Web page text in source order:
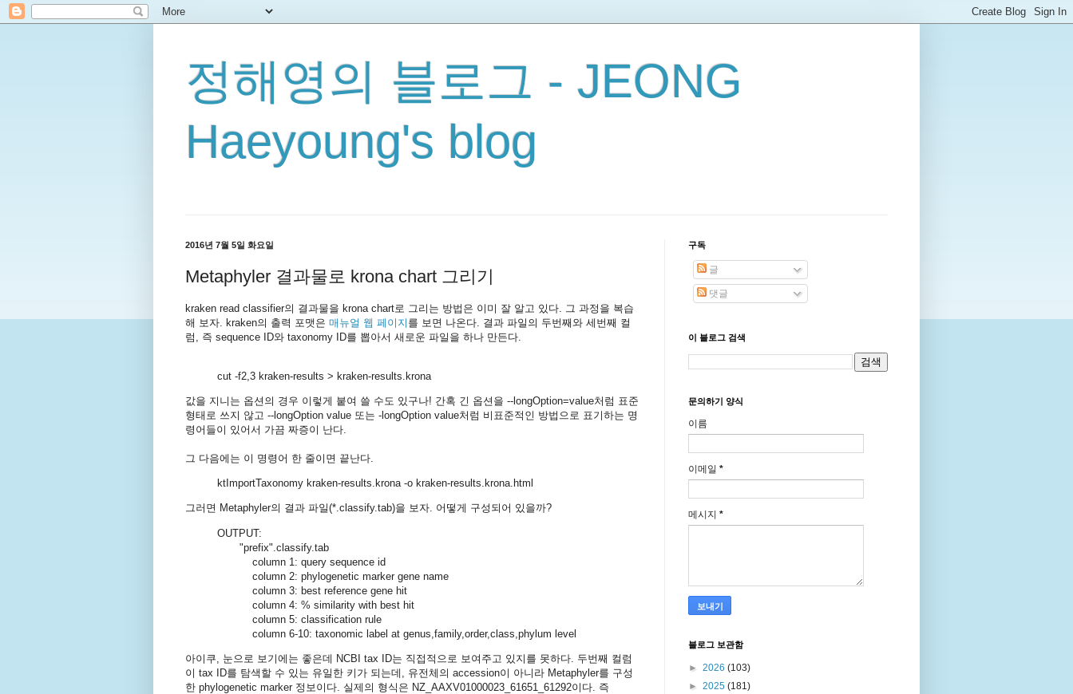
정해영의 블로그 - JEONG
Haeyoung's blog
2016년 7월 5일 화요일
Metaphyler 결과물로 krona chart 그리기
kraken read classifier의 결과물을 krona chart로 그리는 방법은 이미 잘 알고 있다. 그 과정을 복습
해 보자. kraken의 출력 포맷은 매뉴얼 웹 페이지 를 보면 나온다. 결과 파일의 두번째와 세번째 컬
럼, 즉 sequence ID와 taxonomy ID를 뽑아서 새로운 파일을 하나 만든다.
cut -f2,3 kraken-results > kraken-results.krona
값을 지니는 옵션의 경우 이렇게 붙여 쓸 수도 있구나! 간혹 긴 옵션을 --longOption=value처럼 표준
형태로 쓰지 않고 --longOption value 또는 -longOption value처럼 비표준적인 방법으로 표기하는 명
령어들이 있어서 가끔 짜증이 난다.
그 다음에는 이 명령어 한 줄이면 끝난다.
ktImportTaxonomy kraken-results.krona -o kraken-results.krona.html
그러면 Metaphyler의 결과 파일(*.classify.tab)을 보자. 어떻게 구성되어 있을까?
OUTPUT:
"prefix".classify.tab
column 1: query sequence id
column 2: phylogenetic marker gene name
column 3: best reference gene hit
column 4: % similarity with best hit
column 5: classification rule
column 6-10: taxonomic label at genus,family,order,class,phylum level
아이쿠, 눈으로 보기에는 좋은데 NCBI tax ID는 직접적으로 보여주고 있지를 못하다. 두번째 컬럼
이 tax ID를 탐색할 수 있는 유일한 키가 되는데, 유전체의 accession이 아니라 Metaphyler를 구성
한 phylogenetic marker 정보이다. 실제의 형식은 NZ_AAXV01000023_61651_61292이다. 즉
구독
글
댓글
이 블로그 검색
문의하기 양식
이름
이메일 *
메시지 *
블로그 보관함
► 2026 (103)
► 2025 (181)